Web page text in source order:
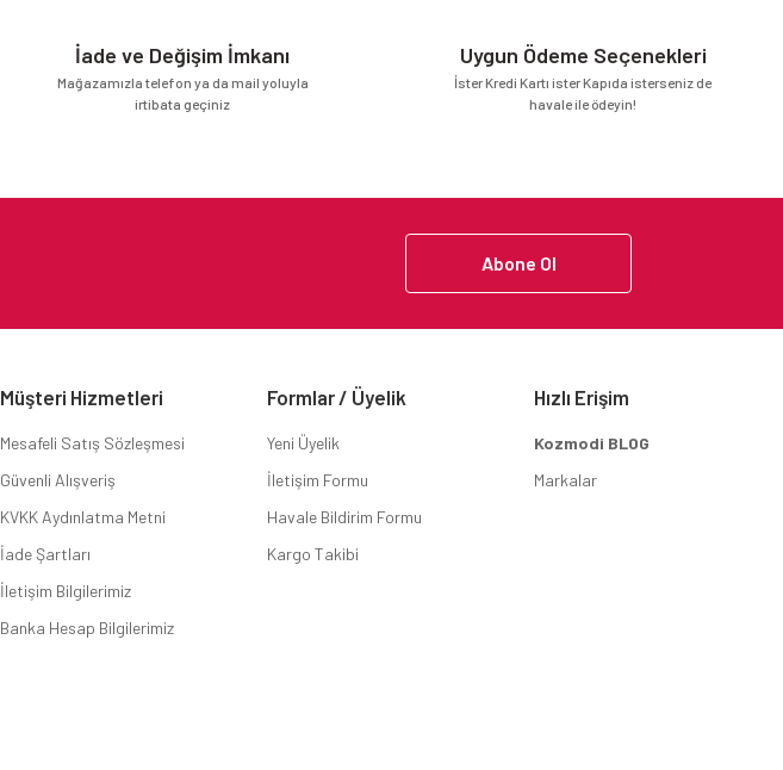
İade ve Değişim İmkanı
Mağazamızla telefon ya da mail yoluyla
irtibata geçiniz
Uygun Ödeme Seçenekleri
İster Kredi Kartı ister Kapıda isterseniz de
havale ile ödeyin!
Abone Ol
Müşteri Hizmetleri
Mesafeli Satış Sözleşmesi
Güvenli Alışveriş
KVKK Aydınlatma Metni
İade Şartları
İletişim Bilgilerimiz
Banka Hesap Bilgilerimiz
Formlar / Üyelik
Yeni Üyelik
İletişim Formu
Havale Bildirim Formu
Kargo Takibi
Hızlı Erişim
Kozmodi BLOG
Markalar